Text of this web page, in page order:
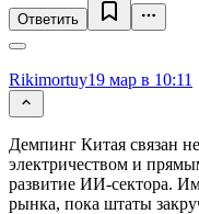
Ответить
Rikimortuy19 мар в 10:11
Демпинг Китая связан
электричеством и
развитие ИИ-сектора.
рынка, пока штаты